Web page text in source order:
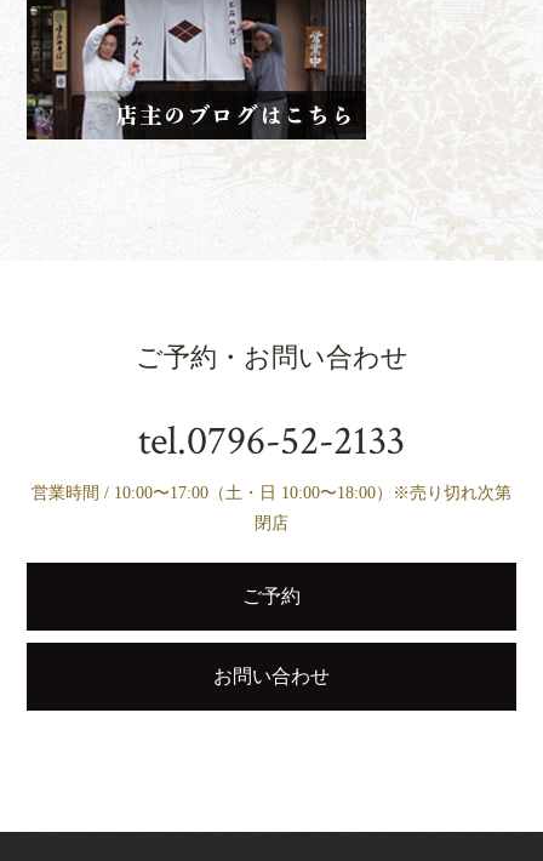
ご予約・お問い合わせ
tel.0796-52-2133
営業時間 / 10:00〜17:00（土・日 10:00〜18:00）※売り切れ次第
閉店
ご予約
お問い合わせ